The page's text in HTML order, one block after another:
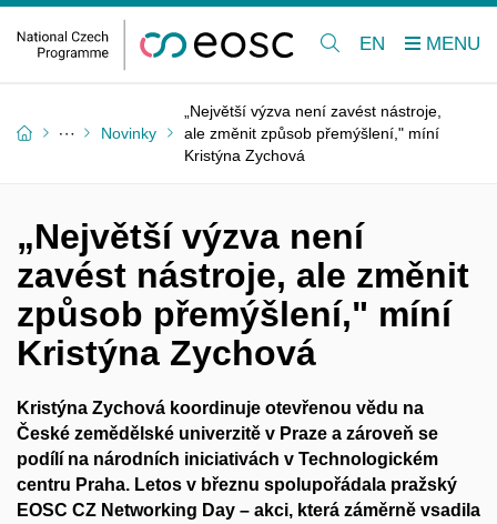
EN
Novinky
„Největší výzva není zavést nástroje,
ale změnit způsob přemýšlení," míní
Kristýna Zychová
„Největší výzva není
zavést nástroje, ale změnit
způsob přemýšlení," míní
Kristýna Zychová
Kristýna Zychová koordinuje otevřenou vědu na
České zemědělské univerzitě v Praze a zároveň se
podílí na národních iniciativách v Technologickém
centru Praha. Letos v březnu spolupořádala pražský
EOSC CZ Networking Day – akci, která záměrně vsadila